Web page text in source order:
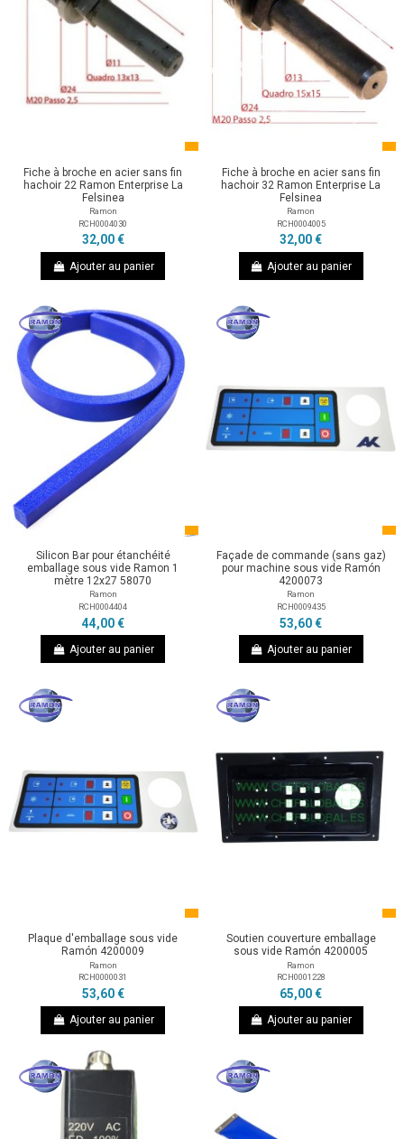
Fiche à broche en acier sans fin
hachoir 22 Ramon Enterprise La
Felsinea
Ramon
RCH0004030
32,00 €
Ajouter au panier
Fiche à broche en acier sans fin
hachoir 32 Ramon Enterprise La
Felsinea
Ramon
RCH0004005
32,00 €
Ajouter au panier
Silicon Bar pour étanchéité
emballage sous vide Ramon 1
mètre 12x27 58070
Ramon
RCH0004404
44,00 €
Ajouter au panier
Façade de commande (sans gaz)
pour machine sous vide Ramón
4200073
Ramon
RCH0009435
53,60 €
Ajouter au panier
Plaque d'emballage sous vide
Ramón 4200009
Ramon
RCH0000031
53,60 €
Ajouter au panier
Soutien couverture emballage
sous vide Ramón 4200005
Ramon
RCH0001228
65,00 €
Ajouter au panier